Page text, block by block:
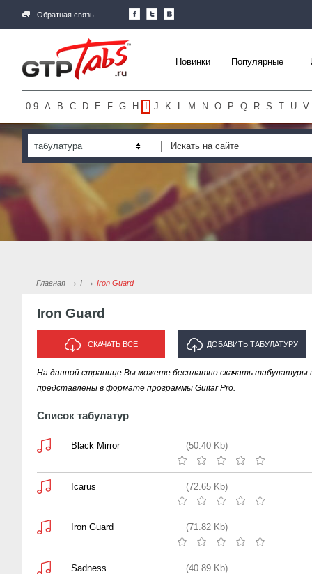
Обратная связь
Новинки Популярные
0-9 A B C D E F G H J K L M N O P Q R S T U V
табулатура
Главная I Iron Guard
Iron Guard
СКАЧАТЬ ВСЕ ДОБАВИТЬ ТАБУЛАТУРУ
ИСПОЛНИТЕЛЯ "IRON GUARD"
На данной странице Вы можете бесплатно скачать табулатуры
представлены в формате программы Guitar Pro.
Список табулатур
Black Mirror (50.40 Kb)
Icarus (72.65 Kb)
Iron Guard (71.82 Kb)
Sadness (40.89 Kb)